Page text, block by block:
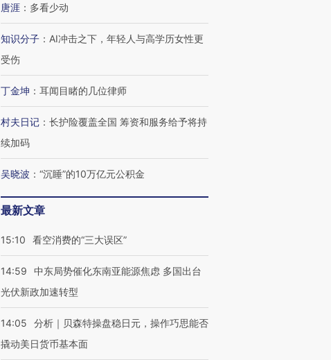
唐涯 ： 多看少动
知识分子 ： AI冲击之下，年轻人与高学历女性更
受伤
丁金坤 ： 耳闻目睹的几位律师
村夫日记 ： 长护险覆盖全国 筹资和服务给予将持
续加码
吴晓波 ： “沉睡”的10万亿元公积金
最新文章
15:10 看空消费的“三大误区”
14:59
中东局势催化东南亚能源焦虑 多国出台
光伏新政加速转型
14:05
分析｜贝森特操盘稳日元，操作巧思能否
撬动美日货币基本面